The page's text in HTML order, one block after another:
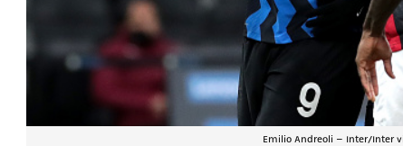
Emilio Andreoli – Inter/Inter